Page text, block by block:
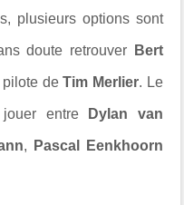
plusieurs options sont
doute retrouver Bert
deTim Merlier. Le
entre Dylan van
, Pascal Eenkhoorn